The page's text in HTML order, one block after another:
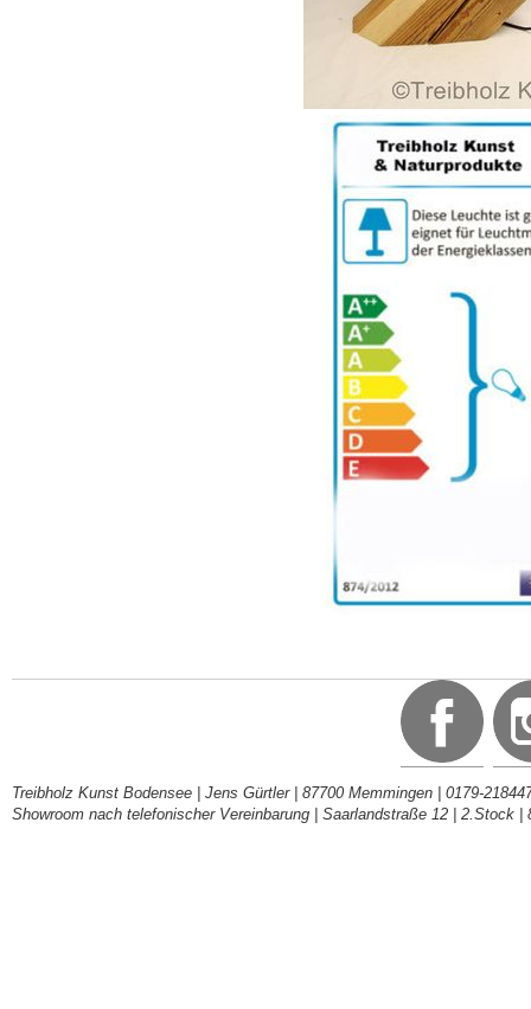
Treibholz Kunst Bodensee | Jens Gürtler | 87700 Memmingen | 0179-
Showroom nach telefonischer Vereinbarung | Saarlandstraße 12 | 2.Stock |